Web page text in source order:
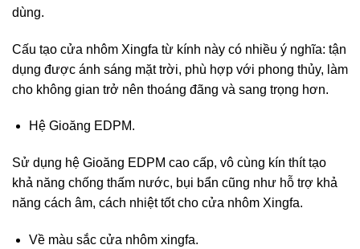
dùng.
Cấu tạo cửa nhôm Xingfa từ kính này có nhiều ý nghĩa: tận
dụng được ánh sáng mặt trời, phù hợp với phong thủy, làm
cho không gian trở nên thoáng đãng và sang trọng hơn.
Hệ Gioăng EDPM.
Sử dụng hệ Gioăng EDPM cao cấp, vô cùng kín thít tạo
khả năng chống thấm nước, bụi bẩn cũng như hỗ trợ khả
năng cách âm, cách nhiệt tốt cho cửa nhôm Xingfa.
Về màu sắc cửa nhôm xingfa.